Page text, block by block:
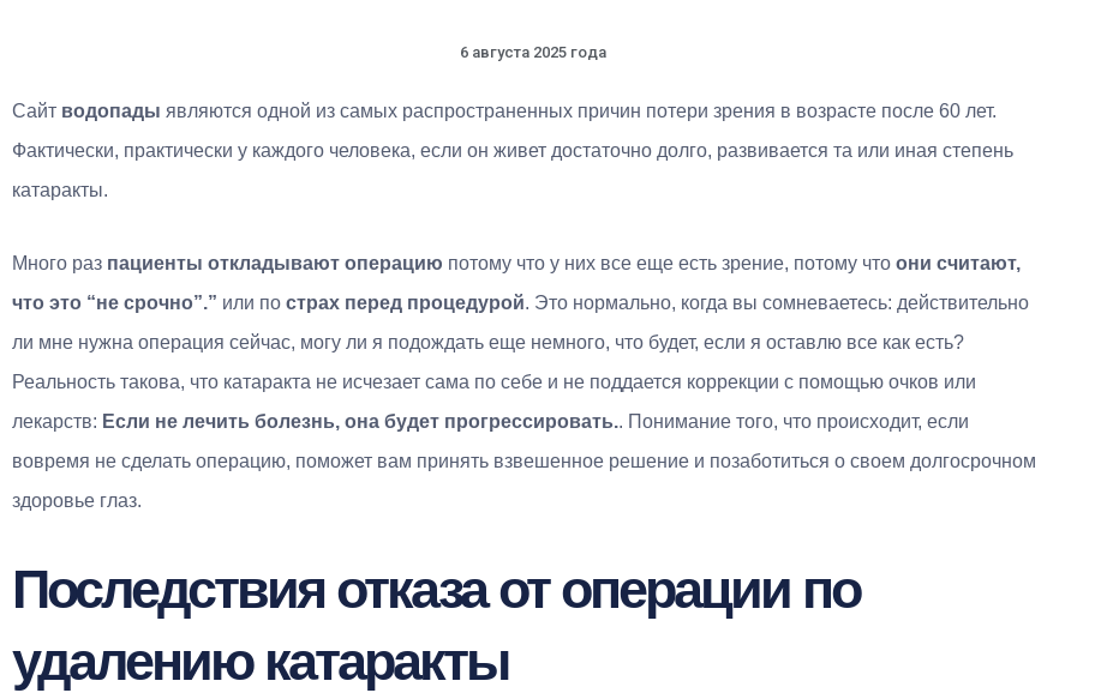
6 августа 2025 года
Сайт водопады являются одной из самых распространенных причин потери зрения в возрасте после 60 лет.
Фактически, практически у каждого человека, если он живет достаточно долго, развивается та или иная степень
катаракты.
Много раз пациенты откладывают операцию потому что у них все еще есть зрение, потому что они считают,
что это “не срочно”.” или по страх перед процедурой. Это нормально, когда вы сомневаетесь: действительно
ли мне нужна операция сейчас, могу ли я подождать еще немного, что будет, если я оставлю все как есть?
Реальность такова, что катаракта не исчезает сама по себе и не поддается коррекции с помощью очков или
лекарств: Если не лечить болезнь, она будет прогрессировать.. Понимание того, что происходит, если
вовремя не сделать операцию, поможет вам принять взвешенное решение и позаботиться о своем долгосрочном
здоровье глаз.
Последствия отказа от операции по
удалению катаракты